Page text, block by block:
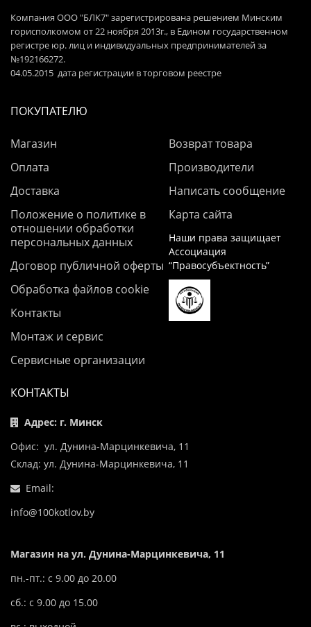
Компания ООО "БЛК7" зарегистрирована решением Минским
горисполкомом от 22 ноября 2013г., в Едином государственном
регистре юр. лиц и индивидуальных предпринимателей за
№192166272.
04.05.2015 дата регистрации в торговом реестре
ПОКУПАТЕЛЮ
Магазин
Оплата
Доставка
Положение о политике в
отношении обработки
персональных данных
Договор публичной оферты
Обработка файлов cookie
Контакты
Монтаж и сервис
Сервисные организации
Возврат товара
Производители
Написать сообщение
Карта сайта
Наши права защищает
Ассоциация
“Правосубъектность”
КОНТАКТЫ
Адрес: г. Минск
Офис: ул. Дунина-Марцинкевича, 11
Склад: ул. Дунина-Марцинкевича, 11
Email:
info@100kotlov.by
Магазин на ул. Дунина-Марцинкевича, 11
пн.-пт.: с 9.00 до 20.00
сб.: с 9.00 до 15.00